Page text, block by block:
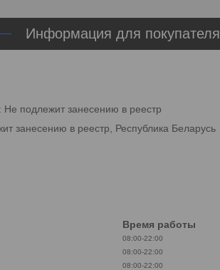
Информация для покупателя
Не подлежит занесению в реестр
занесению в реестр, Республика Беларусь
Время работы
08:00-22:00
08:00-22:00
08:00-22:00